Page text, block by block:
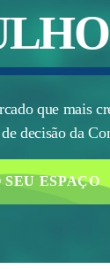
LHO
que mais
decisão da
ESPAÇO